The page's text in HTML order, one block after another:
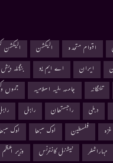
اقوام متحدہ الیکشن
ایران اے ایم یو بنگلہ دیش
تلنگانہ جامعہ ملیہ اسلامیہ جموں
دہلی راجستھان راہل
غزہ فلسطین لوک سبھا لوک
مہاراشٹر نیشنل کانفرنس وزیر اعظم